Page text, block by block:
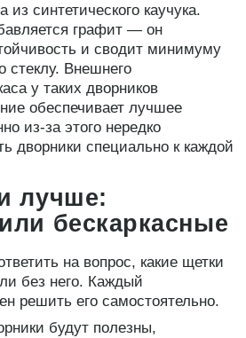
из синтетического каучука.
графит — он
и сводит минимуму
стеклу. Внешнего
у таких дворников
обеспечивает лучшее
из-за этого нередко
дворники специально к каждой
лучше:
бескаркасные
на вопрос, какие щетки
без него. Каждый
решить его самостоятельно.
будут полезны,